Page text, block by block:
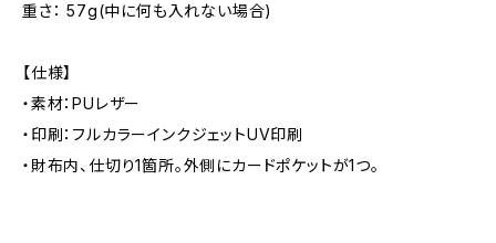
重さ： 57g(中に何も入れない場合)
【仕様】
・素材：PUレザー
・印刷：フルカラーインクジェットUV印刷
・財布内、仕切り1箇所。外側にカードポケットが1つ。